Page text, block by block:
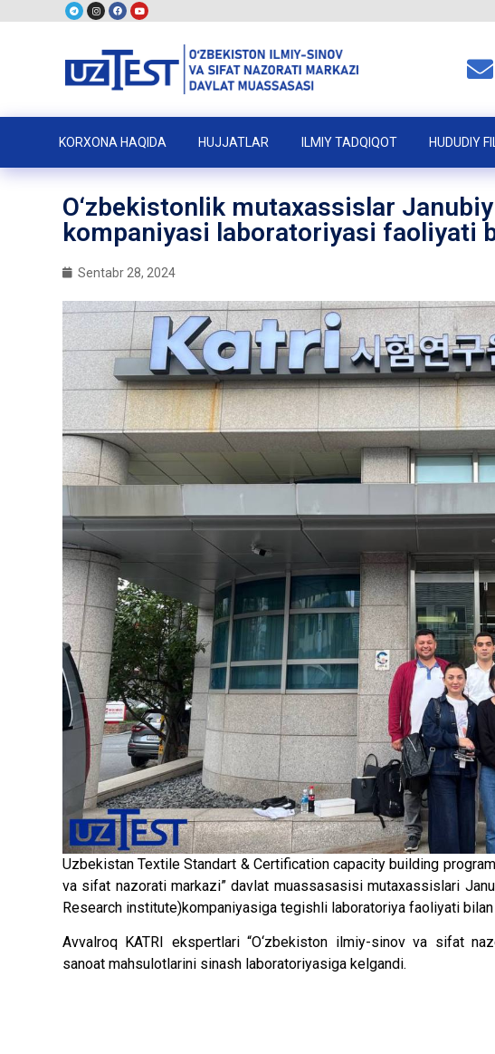
KORXONA HAQIDA HUJJATLAR ILMIY TADQIQOT HUDUDIY
O‘zbekistonlik mutaxassislar
kompaniyasi laboratoriyasi faoliyati
Sentabr 28, 2024
Uzbekistan Textile Standart & Certification capacity building
va sifat nazorati markazi” davlat muassasasisi mutaxassislari
Research institute)kompaniyasiga tegishli laboratoriya faoliyati bilan
Avvalroq KATRI ekspertlari “O‘zbekiston ilmiy-sinov va sifat
sanoat mahsulotlarini sinash laboratoriyasiga kelgandi.